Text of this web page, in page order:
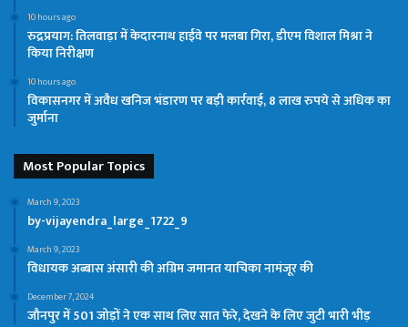
10 hours ago
रुद्रप्रयाग: तिलवाड़ा में केदारनाथ हाईवे पर मलबा गिरा, डीएम विशाल मिश्रा ने
किया निरीक्षण
10 hours ago
विकासनगर में अवैध खनिज भंडारण पर बड़ी कार्रवाई, 8 लाख रुपये से अधिक का
जुर्माना
Most Popular Topics
March 9, 2023
by-vijayendra_large_1722_9
March 9, 2023
विधायक अब्‍बास अंसारी की अग्रिम जमानत याचिका नामंजूर की
December 7, 2024
जौनपुर में 501 जोड़ों ने एक साथ लिए सात फेरे, देखने के लिए जुटी भारी भीड़